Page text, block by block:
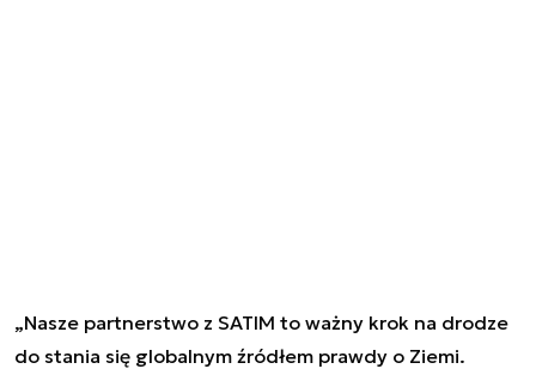
„Nasze partnerstwo z SATIM to ważny krok na drodze
do stania się globalnym źródłem prawdy o Ziemi.